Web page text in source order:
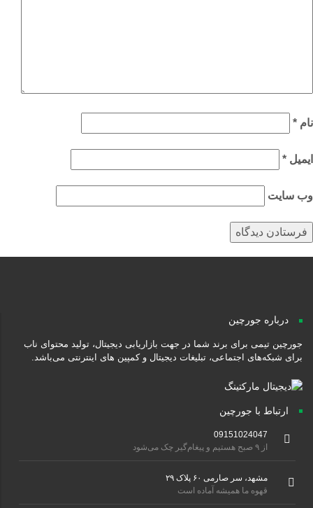
*
*
سایت
درباره جورچین
جورچین تیمی برای برند شما در جهت بازاریابی دیجیتال، تولید محتوای ناب
برای شبکه‌های اجتماعی، تبلیغات دیجیتال و کمپین های اینترنتی می‌باشد.
ارتباط با جورچین
09151024047
مشهد، سر صارمی ۶۰ پلاک ۲۹
قهوه ما همیشه آماده است